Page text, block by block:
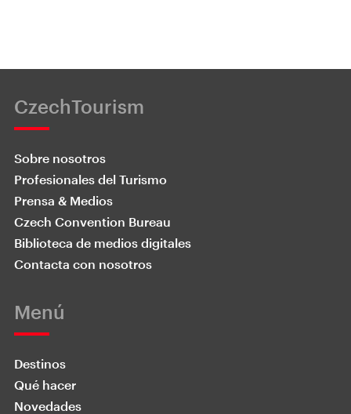
CzechTourism
Sobre nosotros
Profesionales del Turismo
Prensa & Medios
Czech Convention Bureau
Biblioteca de medios digitales
Contacta con nosotros
Menú
Destinos
Qué hacer
Novedades